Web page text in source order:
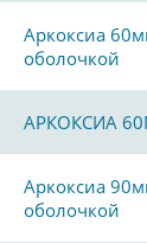
Аркоксиа
оболочкой
АРКОКСИА
Аркоксиа
оболочкой